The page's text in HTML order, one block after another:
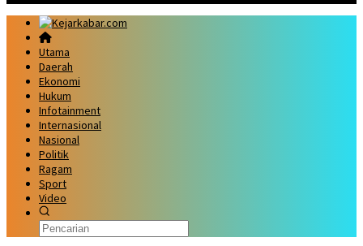
Utama
Daerah
Ekonomi
Hukum
Infotainment
Internasional
Nasional
Politik
Ragam
Sport
Video